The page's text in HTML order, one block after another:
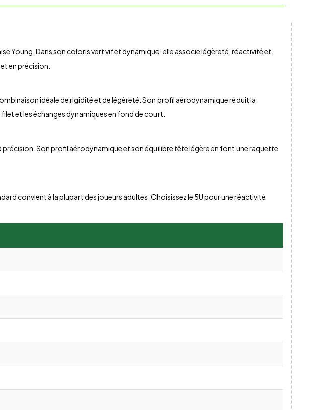
Young. Dans son coloris vert vif et dynamique, elle associe légèreté, réactivité et
en précision.
idéale de rigidité et de légèreté. Son profil aérodynamique réduit la
et les échanges dynamiques en fond de court.
précision. Son profil aérodynamique et son équilibre tête légère en font une raquette
convient à la plupart des joueurs adultes. Choisissez le 5U pour une réactivité